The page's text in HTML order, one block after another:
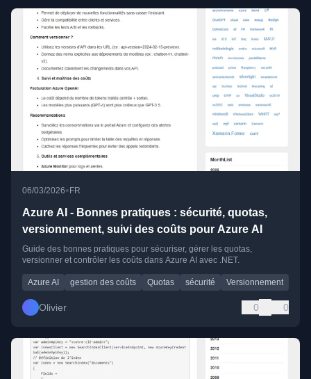
06/03/2026• FR
Azure AI - Bonnes pratiques : sécurité, quotas,
versionnement, suivi des coûts pour Azure AI
Guide des bonnes pratiques pour sécuriser, gérer les quotas,
versionner et contrôler les coûts dans Azure AI avec .NET.
Azure AI gestion des coûts Quotas sécurité Versionnement
Olivier 0 0